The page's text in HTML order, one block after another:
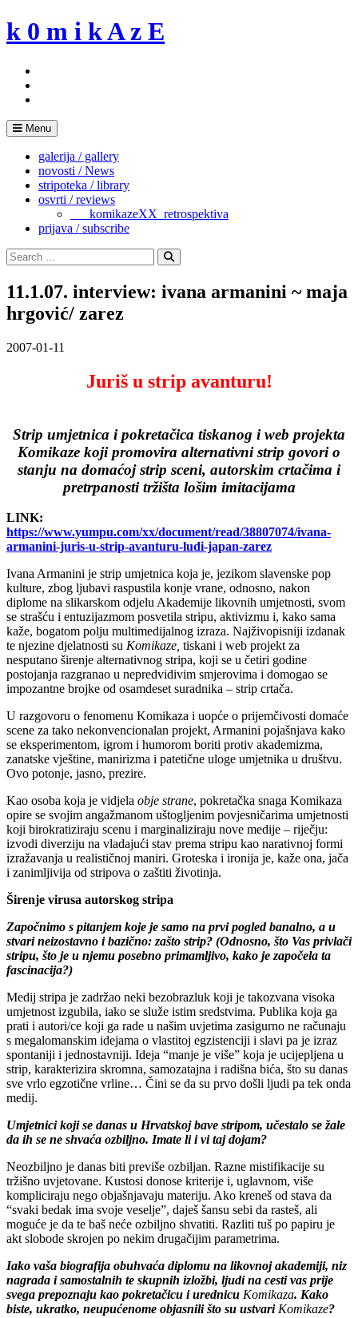
Skip
to
k 0 m i k A z E
Menu
galerija / gallery
novosti / News
stripoteka / library
osvrti / reviews
___komikazeXX_retrospektiva
prijava / subscribe
Search
for:
Search
11.1.07. interview: ivana armanini ~ maja
hrgović/ zarez
2007-01-11
Juriš u strip avanturu!
Strip umjetnica i pokretačica tiskanog i web projekta
Komikaze koji promovira alternativni strip govori o
stanju na domaćoj strip sceni, autorskim crtačima i
pretrpanosti tržišta lošim imitacijama
LINK:
https://www.yumpu.com/xx/document/read/38807074/ivana-
armanini-juris-u-strip-avanturu-ludi-japan-zarez
Ivana Armanini je strip umjetnica koja je, jezikom slavenske pop
kulture, zbog ljubavi raspustila konje vrane, odnosno, nakon
diplome na slikarskom odjelu Akademije likovnih umjetnosti, svom
se strašću i entuzijazmom posvetila stripu, aktivizmu i, kako sama
kaže, bogatom polju multimedijalnog izraza. Najživopisniji izdanak
te njezine djelatnosti su Komikaze, tiskani i web projekt za
nesputano širenje alternativnog stripa, koji se u četiri godine
postojanja razgranao u nepredvidivim smjerovima i domogao se
impozantne brojke od osamdeset suradnika – strip crtača.
U razgovoru o fenomenu Komikaza i uopće o prijemčivosti domaće
scene za tako nekonvencionalan projekt, Armanini pojašnjava kako
se eksperimentom, igrom i humorom boriti protiv akademizma,
zanatske vještine, manirizma i patetične uloge umjetnika u društvu.
Ovo potonje, jasno, prezire.
Kao osoba koja je vidjela obje strane, pokretačka snaga Komikaza
opire se svojim angažmanom uštogljenim povjesničarima umjetnosti
koji birokratiziraju scenu i marginaliziraju nove medije – riječju:
izvodi diverziju na vladajući stav prema stripu kao narativnoj formi
izražavanja u realističnoj maniri. Groteska i ironija je, kaže ona, jača
i zanimljivija od stripova o zaštiti životinja.
Širenje virusa autorskog stripa
Započnimo s pitanjem koje je samo na prvi pogled banalno, a u
stvari neizostavno i bazično: zašto strip? (Odnosno, što Vas privlači
stripu, što je u njemu posebno primamljivo, kako je započela ta
fascinacija?)
Medij stripa je zadržao neki bezobrazluk koji je takozvana visoka
umjetnost izgubila, iako se služe istim sredstvima. Publika koja ga
prati i autori/ce koji ga rade u našim uvjetima zasigurno ne računaju
s megalomanskim idejama o vlastitoj egzistenciji i slavi pa je izraz
spontaniji i jednostavniji. Ideja “manje je više” koja je ucijepljena u
strip, karakterizira skromna, samozatajna i radišna bića, što su danas
sve vrlo egzotične vrline… Čini se da su prvo došli ljudi pa tek onda
medij.
Umjetnici koji se danas u Hrvatskoj bave stripom, učestalo se žale
da ih se ne shvaća ozbiljno. Imate li i vi taj dojam?
Neozbiljno je danas biti previše ozbiljan. Razne mistifikacije su
tržišno uvjetovane. Kustosi donose kriterije i, uglavnom, više
kompliciraju nego objašnjavaju materiju. Ako kreneš od stava da
“svaki bedak ima svoje veselje”, daješ šansu sebi da rasteš, ali
moguće je da te baš neće ozbiljno shvatiti. Razliti tuš po papiru je
akt slobode skrojen po nekim drugačijim parametrima.
Iako vaša biografija obuhvaća diplomu na likovnoj akademiji, niz
nagrada i samostalnih te skupnih izložbi, ljudi na cesti vas prije
svega prepoznaju kao pokretačicu i urednicu Komikaza. Kako
biste, ukratko, neupućenome objasnili što su ustvari Komikaze?